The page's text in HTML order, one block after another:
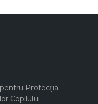
Protecţia
Copilului